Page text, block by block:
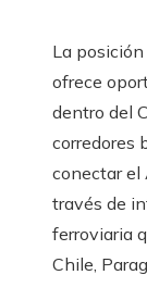
La
ofrece
dentro del
corredores
conectar el
través de
ferroviaria
Chile,